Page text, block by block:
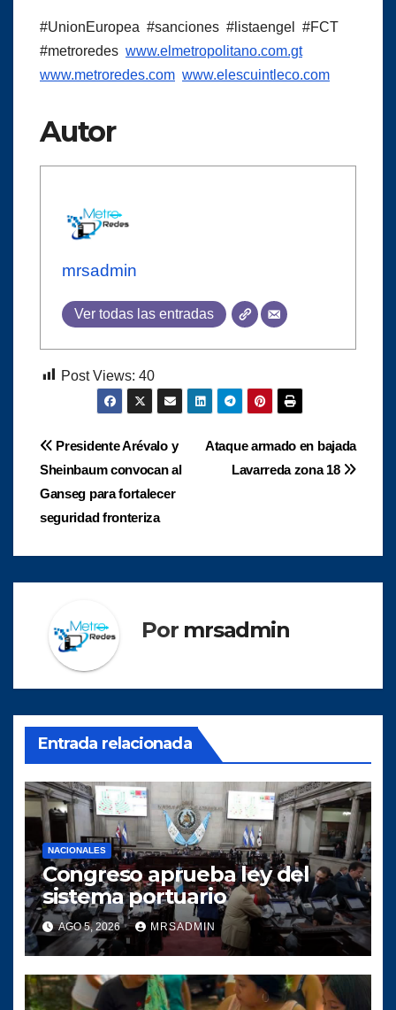
#UnionEuropea #sanciones #listaengel #FCT
#metroredes www.elmetropolitano.com.gt
www.metroredes.com www.elescuintleco.com
Autor
mrsadmin
Ver todas las entradas
Post Views: 40
Navegación
de
entradas
Ataque armado en bajada
Lavarreda zona 18
Presidente Arévalo y
Sheinbaum convocan al
Ganseg para fortalecer
seguridad fronteriza
Por mrsadmin
Entrada relacionada
NACIONALES
Congreso aprueba ley del
sistema portuario
AGO 5, 2026 MRSADMIN